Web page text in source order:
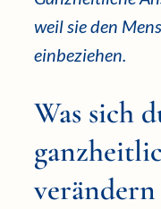
weil sie den
einbeziehen.
Was sich